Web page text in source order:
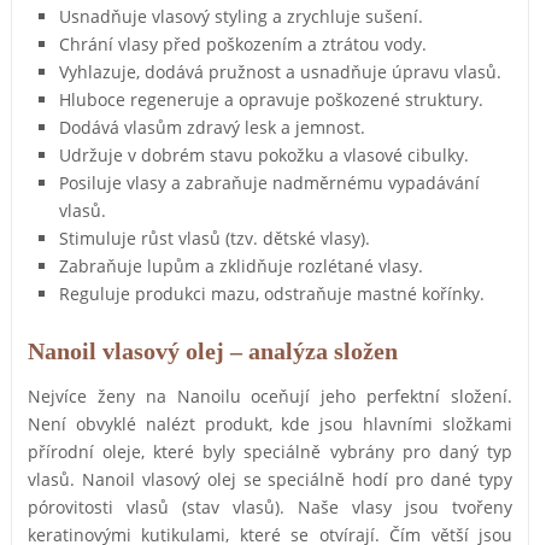
Usnadňuje vlasový styling a zrychluje sušení.
Chrání vlasy před poškozením a ztrátou vody.
Vyhlazuje, dodává pružnost a usnadňuje úpravu vlasů.
Hluboce regeneruje a opravuje poškozené struktury.
Dodává vlasům zdravý lesk a jemnost.
Udržuje v dobrém stavu pokožku a vlasové cibulky.
Posiluje vlasy a zabraňuje nadměrnému vypadávání
vlasů.
Stimuluje růst vlasů (tzv. dětské vlasy).
Zabraňuje lupům a zklidňuje rozlétané vlasy.
Reguluje produkci mazu, odstraňuje mastné kořínky.
Nanoil vlasový olej – analýza složen
Nejvíce ženy na Nanoilu oceňují jeho perfektní složení.
Není obvyklé nalézt produkt, kde jsou hlavními složkami
přírodní oleje, které byly speciálně vybrány pro daný typ
vlasů. Nanoil vlasový olej se speciálně hodí pro dané typy
pórovitosti vlasů (stav vlasů). Naše vlasy jsou tvořeny
keratinovými kutikulami, které se otvírají. Čím větší jsou